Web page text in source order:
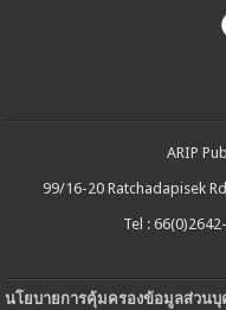
ARIP
99/16-20 Ratchadapisek
Tel :
นโยบายการคุ้มครองข้อมูลส่วน